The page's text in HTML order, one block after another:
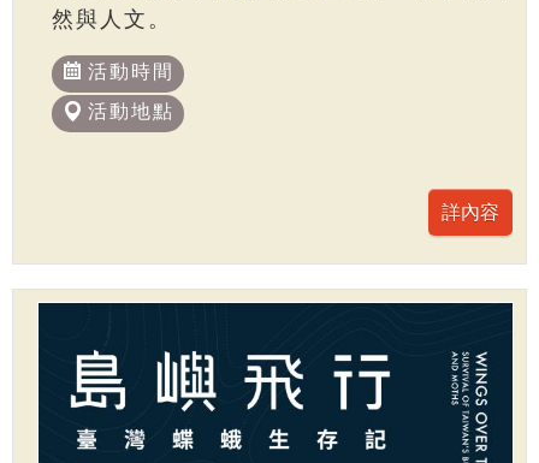
然與人文。
活動時間
活動地點